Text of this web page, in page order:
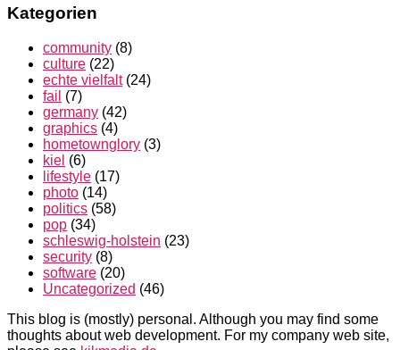
Kategorien
community (8)
culture (22)
echte vielfalt(24)
fail (7)
germany (42)
graphics (4)
hometownglory (3)
kiel (6)
lifestyle (17)
photo (14)
politics (58)
pop (34)
schleswig-holstein (23)
security (8)
software (20)
Uncategorized (46)
This blog is (mostly) personal. Although you may find some
thoughts about web development. For my company web site,